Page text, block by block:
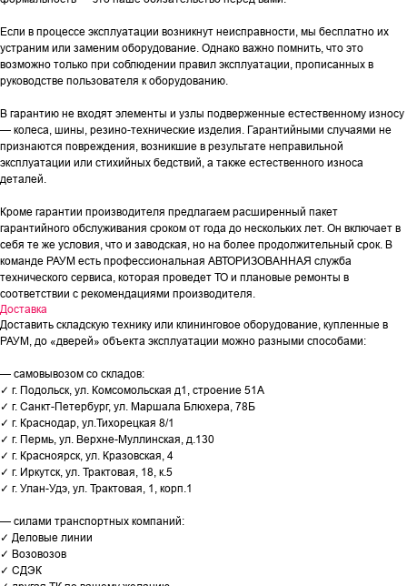
Если в процессе эксплуатации возникнут неисправности, мы бесплатно их
устраним или заменим оборудование. Однако важно помнить, что это
возможно только при соблюдении правил эксплуатации, прописанных в
руководстве пользователя к оборудованию.
В гарантию не входят элементы и узлы подверженные естественному износу
— колеса, шины, резино-технические изделия. Гарантийными случаями не
признаются повреждения, возникшие в результате неправильной
эксплуатации или стихийных бедствий, а также естественного износа
деталей.
Кроме гарантии производителя предлагаем расширенный пакет
гарантийного обслуживания сроком от года до нескольких лет. Он включает в
себя те же условия, что и заводская, но на более продолжительный срок. В
команде РАУМ есть профессиональная АВТОРИЗОВАННАЯ служба
технического сервиса, которая проведет ТО и плановые ремонты в
соответствии с рекомендациями производителя.
Доставка
Доставить складскую технику или клининговое оборудование, купленные в
РАУМ, до «дверей» объекта эксплуатации можно разными способами:
— самовывозом со складов:
✓ г. Подольск, ул. Комсомольская д1, строение 51А
✓ г. Санкт-Петербург, ул. Маршала Блюхера, 78Б
✓ г. Краснодар, ул.Тихорецкая 8/1
✓ г. Пермь, ул. Верхне-Муллинская, д.130
✓ г. Красноярск, ул. Кразовская, 4
✓ г. Иркутск, ул. Трактовая, 18, к.5
✓ г. Улан-Удэ, ул. Трактовая, 1, корп.1
— силами транспортных компаний:
✓ Деловые линии
✓ Возовозов
✓ СДЭК